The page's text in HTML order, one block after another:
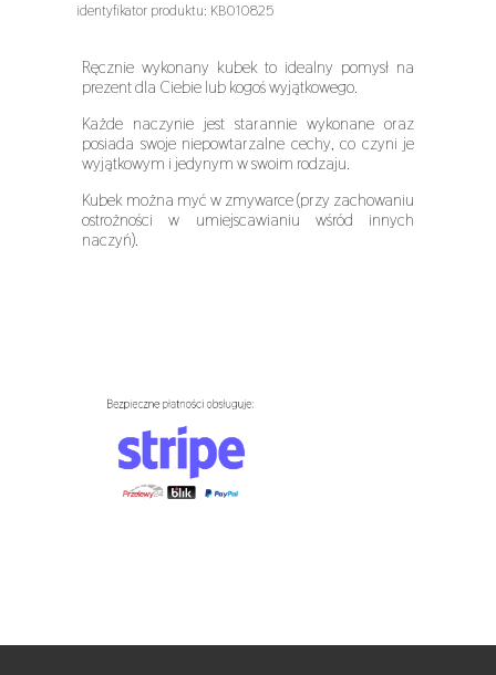
identyfikator produktu: KB010825
Ręcznie wykonany kubek to idealny pomysł na
prezent dla Ciebie lub kogoś wyjątkowego.
Każde naczynie jest starannie wykonane oraz
posiada swoje niepowtarzalne cechy, co czyni je
wyjątkowym i jedynym w swoim rodzaju.
Kubek można myć w zmywarce (przy zachowaniu
ostrożności w umiejscawianiu wśród innych
naczyń).